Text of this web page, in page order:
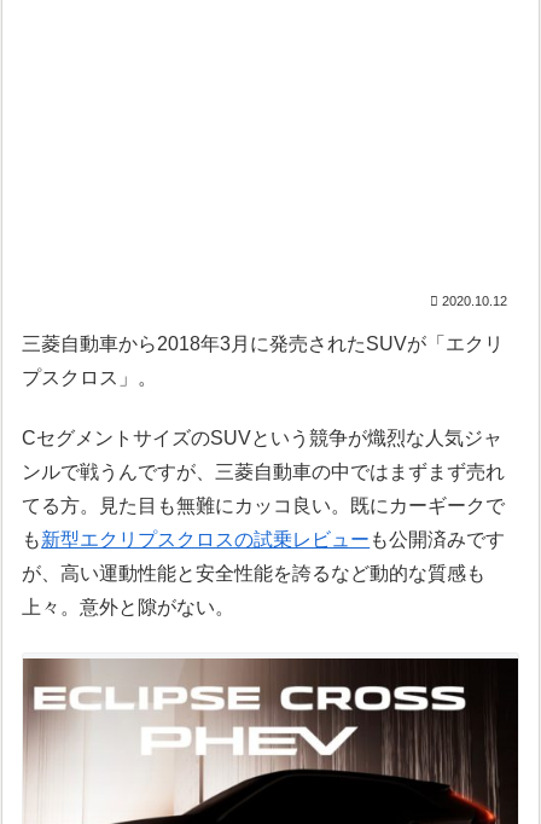
2020.10.12
三菱自動車から2018年3月に発売されたSUVが「エクリ
プスクロス」。
CセグメントサイズのSUVという競争が熾烈な人気ジャ
ンルで戦うんですが、三菱自動車の中ではまずまず売れ
てる方。見た目も無難にカッコ良い。既にカーギークで
も新型エクリプスクロスの試乗レビュー も公開済みです
が、高い運動性能と安全性能を誇るなど動的な質感も
上々。意外と隙がない。